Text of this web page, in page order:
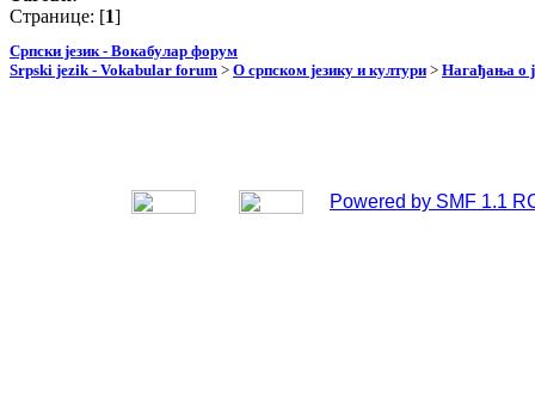
Странице: [1]
Српски језик - Вокабулар форум
Srpski jezik - Vokabular forum > О српском језику и култури > Нагађања о
Powered by SMF 1.1